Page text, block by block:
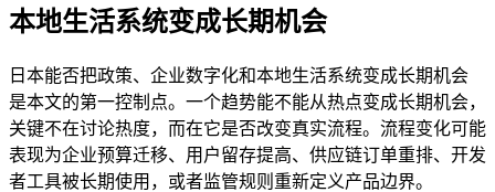
本地生活系统变成长期机会
日本能否把政策、企业数字化和本地生活系统变成长期机会
是本文的第一控制点。一个趋势能不能从热点变成长期机会，
关键不在讨论热度，而在它是否改变真实流程。流程变化可能
表现为企业预算迁移、用户留存提高、供应链订单重排、开发
者工具被长期使用，或者监管规则重新定义产品边界。